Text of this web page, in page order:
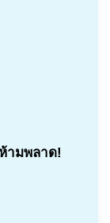
ามพลาด!